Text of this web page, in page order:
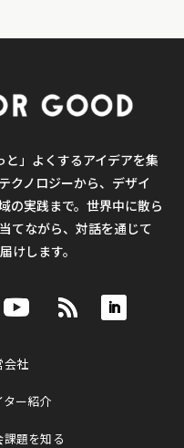
と」よくするアイデアを集
クノロジーから、デザイ
の実践まで。世界中に散ら
てながら、対話を通じて
けします。
会社
ター紹介
課題を知る